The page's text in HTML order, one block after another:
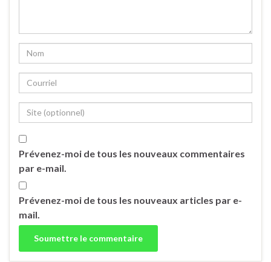
Prévenez-moi de tous les nouveaux commentaires
par e-mail.
Prévenez-moi de tous les nouveaux articles par e-
mail.